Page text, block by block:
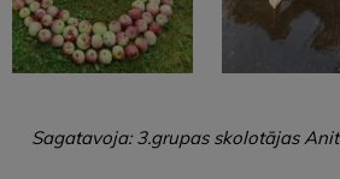
Sagatavoja: 3.grupas skolotājas